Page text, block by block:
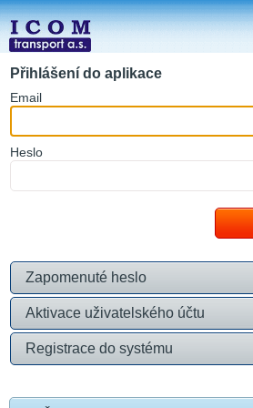
Přihlášení do aplikace
Email
Heslo
Zapomenuté heslo
Aktivace uživatelského účtu
Registrace do systému